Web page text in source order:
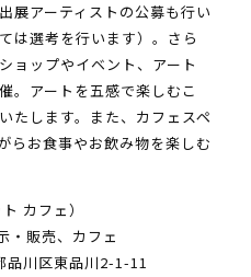
展アーティストの公募も行い
は選考を行います）。さら
ョップやイベント、アート
。アートを五感で楽しむこ
たします。また、カフェスペ
らお食事やお飲み物を楽しむ
カフェ）
・販売、カフェ
品川区東品川2-1-11